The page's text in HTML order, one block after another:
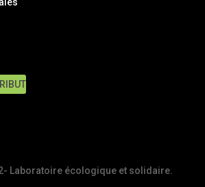
Laboratoire écologique et solidaire.